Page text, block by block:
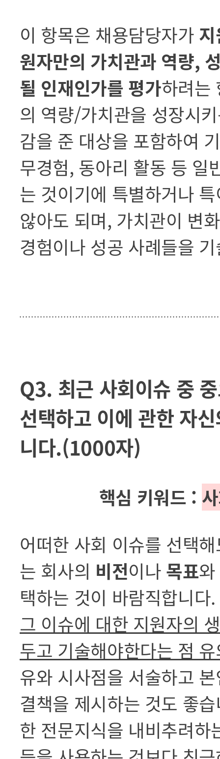
이 항목은 채용담당자가
원자만의 가치관과 역량,
될 인재인가를 평가하려는
의 역량/가치관을 성장시
감을 준 대상을 포함하여
무경험, 동아리 활동 등 일
는 것이기에 특별하거나
않아도 되며, 가치관이 변
경험이나 성공 사례들을
Q3. 최근 사회이슈 중
선택하고 이에 관한 자
니다.(1000자)
핵심 키워드 :
어떠한 사회 이슈를 선택
는 회사의 비전이나 목표
택하는 것이 바람직합니
그 이슈에 대한 지원자의
두고 기술해야한다는 점
유와 시사점을 서술하고
결책을 제시하는 것도 좋
한 전문지식을 내비추려